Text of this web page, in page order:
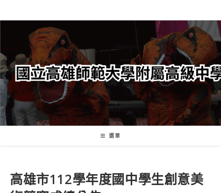
轉
要
內
容
選單
高雄市112學年度國中學生創意美